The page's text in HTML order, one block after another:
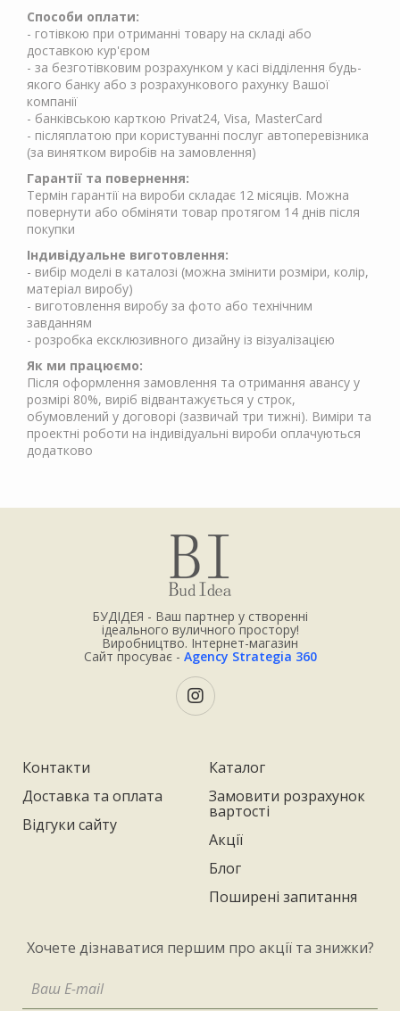
Способи оплати:
- готівкою при отриманні товару на складі або
доставкою кур'єром
- за безготівковим розрахунком у касі відділення будь-
якого банку або з розрахункового рахунку Вашої
компанії
- банківською карткою Privat24, Visa, MasterCard
- післяплатою при користуванні послуг автоперевізника
(за винятком виробів на замовлення)
Гарантії та повернення:
Термін гарантії на вироби складає 12 місяців. Можна
повернути або обміняти товар протягом 14 днів після
покупки
Індивідуальне виготовлення:
- вибір моделі в каталозі (можна змінити розміри, колір,
матеріал виробу)
- виготовлення виробу за фото або технічним
завданням
- розробка ексклюзивного дизайну із візуалізацією
Як ми працюємо:
Після оформлення замовлення та отримання авансу у
розмірі 80%, виріб відвантажується у строк,
обумовлений у договорі (зазвичай три тижні). Виміри та
проектні роботи на індивідуальні вироби оплачуються
додатково
БУДІДЕЯ - Ваш партнер у створенні
ідеального вуличного простору!
Виробництво. Інтернет-магазин
Сайт просуває - Agency Strategia 360
Контакти
Доставка та оплата
Відгуки сайту
Каталог
Замовити розрахунок
вартості
Акції
Блог
Поширені запитання
Хочете дізнаватися першим про акції та знижки?